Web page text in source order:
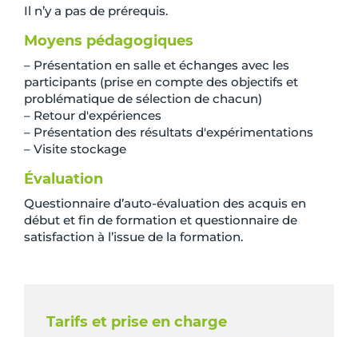
Il n’y a pas de prérequis.
Moyens pédagogiques
– Présentation en salle et échanges avec les
participants (prise en compte des objectifs et
problématique de sélection de chacun)
– Retour d'expériences
– Présentation des résultats d'expérimentations
– Visite stockage
Évaluation
Questionnaire d’auto-évaluation des acquis en
début et fin de formation et questionnaire de
satisfaction à l’issue de la formation.
Tarifs et prise en charge